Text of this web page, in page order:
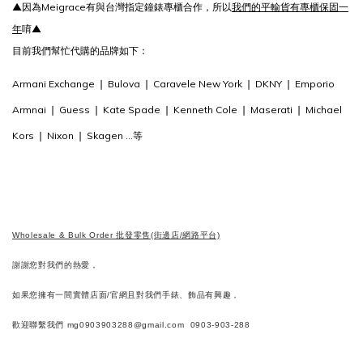
▲因為Meigrace有與台灣指定鐘錶專櫃合作，所以我們的平輸貨有專櫃保固一
年唷▲
目前我們幫忙代購的品牌如下：
Armani Exchange ❘ Bulova ❘ Caravele New York ❘ DKNY ❘ Emporio
Armnai ❘ Guess ❘ Kate Spade ❘ Kenneth Cole ❘ Maserati ❘ Michael
Kors ❘ Nixon ❘ Skagen ...等
Wholesale & Bulk Order 批發零售(街邊店/網路平台)
謝謝您對我們的熱愛，
如果您擁有一間實體店面/官網且對我們手錶、飾品有興趣，
歡迎聯繫我們 mg0903903288@gmail.com 0903-903-288